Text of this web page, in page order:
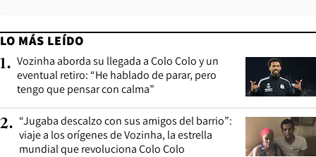
LO MÁS LEÍDO
1. Vozinha aborda su llegada a Colo Colo y un
eventual retiro: “He hablado de parar, pero
tengo que pensar con calma”
2. “Jugaba descalzo con sus amigos del barrio”:
viaje a los orígenes de Vozinha, la estrella
mundial que revoluciona Colo Colo